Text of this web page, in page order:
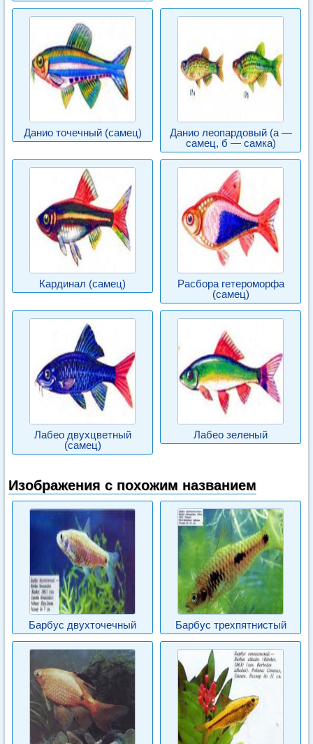
Данио точечный (самец)
Данио леопардовый (а —
самец, б — самка)
Кардинал (самец)
Расбора гетероморфа
(самец)
Лабео двухцветный
(самец)
Лабео зеленый
Изображения с похожим названием
Барбус двухточечный Барбус трехпятнистый